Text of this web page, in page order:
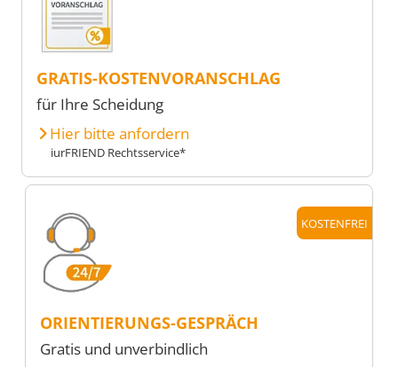
GRATIS-KOSTENVORANSCHLAG
für Ihre Scheidung
Hier bitte anfordern
iurFRIEND Rechtsservice*
KOSTENFREI
ORIENTIERUNGS-GESPRÄCH
Gratis und unverbindlich